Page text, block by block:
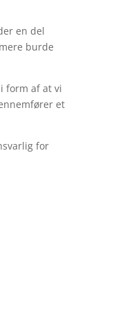
en del
burde
form af at vi
et
for